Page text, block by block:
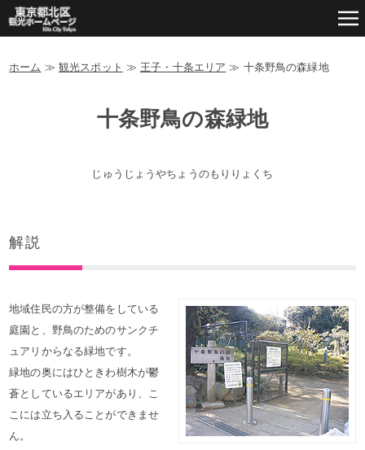
ホーム ≫ 観光スポット ≫ 王子・十条エリア ≫ 十条野鳥の森緑地
十条野鳥の森緑地
じゅうじょうやちょうのもりりょくち
解説
地域住民の方が整備をしている
庭園と、野鳥のためのサンクチ
ュアリからなる緑地です。
緑地の奥にはひときわ樹木が鬱
蒼としているエリアがあり、こ
こには立ち入ることができませ
ん。